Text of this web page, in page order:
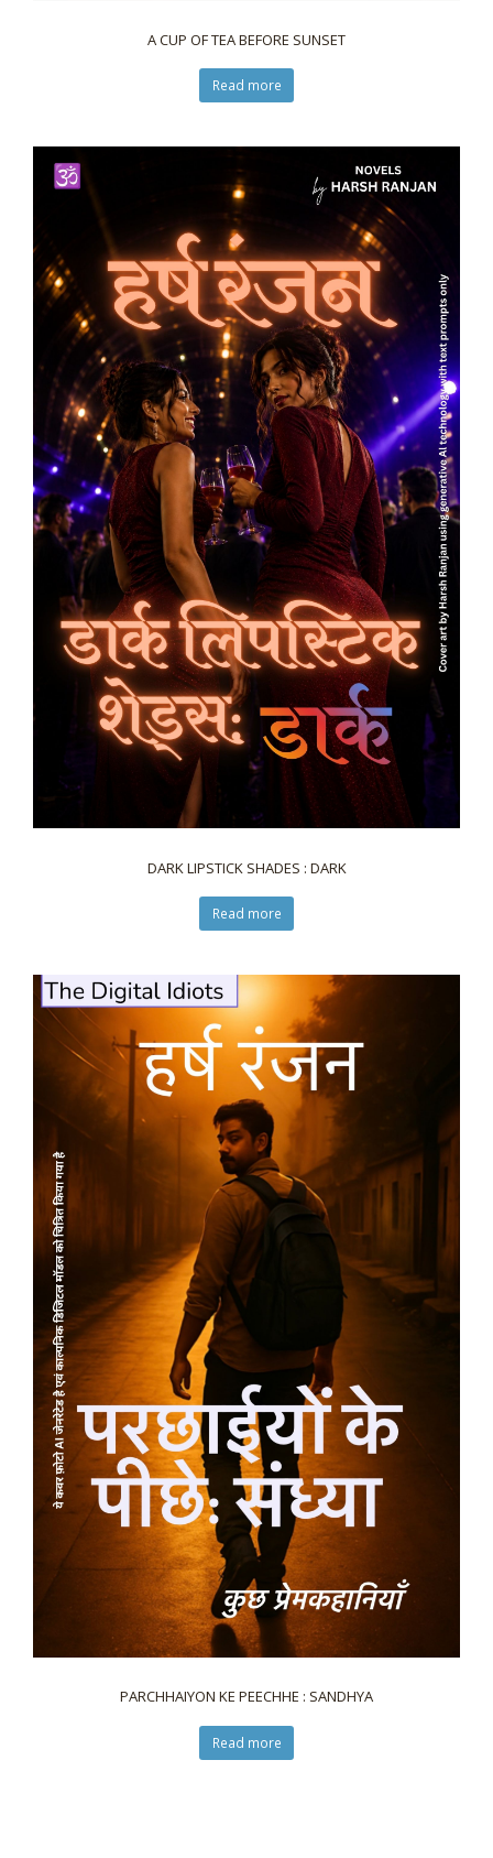
A CUP OF TEA BEFORE SUNSET
Read more
DARK LIPSTICK SHADES : DARK
Read more
PARCHHAIYON KE PEECHHE : SANDHYA
Read more